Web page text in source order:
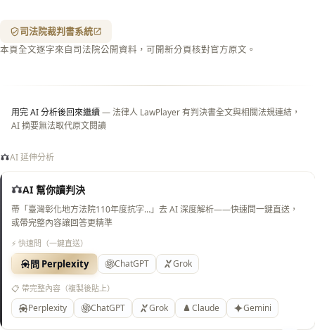
司法院裁判書系統
本頁全文逐字來自司法院公開資料，可開新分頁核對官方原文。
用完 AI 分析後回來繼續— 法律人 LawPlayer 有判決書全文與相關法規連結，
AI 摘要無法取代原文閱讀
AI 延伸分析
AI 幫你讀判決
帶「臺灣彰化地方法院110年度抗字…」去 AI 深度解析——快速問一鍵直送，
或帶完整內容讓回答更精準
⚡ 快速問（一鍵直送）
問 Perplexity ChatGPT Grok
📋 帶完整內容（複製後貼上）
Perplexity ChatGPT Grok Claude Gemini